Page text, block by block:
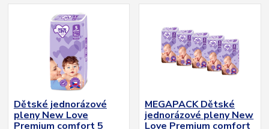
Dětské jednorázové
pleny New Love
Premium comfort 5
MEGAPACK Dětské
jednorázové pleny New
Love Premium comfort